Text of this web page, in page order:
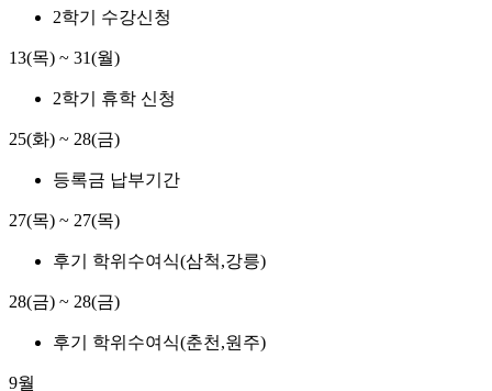
2학기 수강신청
13(목) ~ 31(월)
2학기 휴학 신청
25(화) ~ 28(금)
등록금 납부기간
27(목) ~ 27(목)
후기 학위수여식(삼척,강릉)
28(금) ~ 28(금)
후기 학위수여식(춘천,원주)
9월